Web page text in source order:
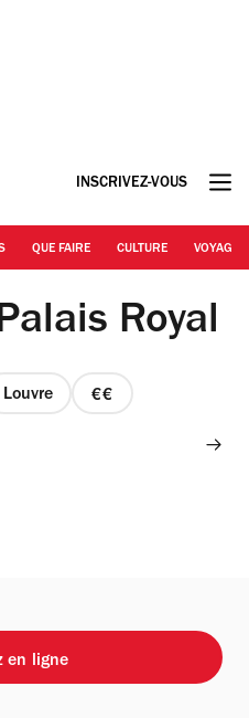
INSCRIVEZ-VOUS
QUE FAIRE CULTURE VOYAGE
Royal
Louvre
prix
en ligne